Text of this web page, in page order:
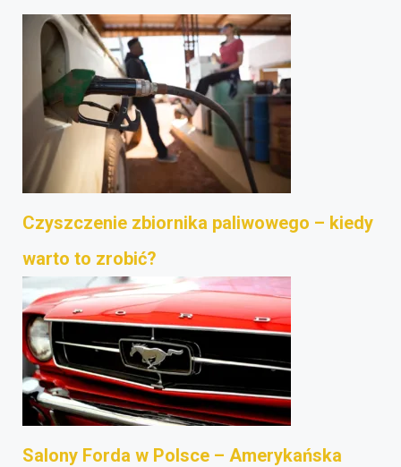
Czyszczenie zbiornika paliwowego – kiedy
warto to zrobić?
Salony Forda w Polsce – Amerykańska